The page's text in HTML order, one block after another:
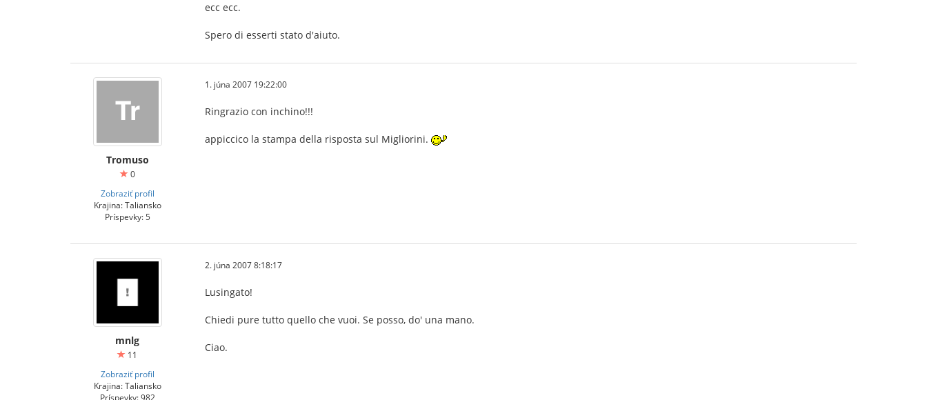
ecc ecc.
Spero di esserti stato d'aiuto.
Tromuso
0
Zobraziť profil
Krajina: Taliansko
Príspevky: 5
1. júna 2007 19:22:00
Ringrazio con inchino!!!
appiccico la stampa della risposta sul Migliorini.
mnlg
11
Zobraziť profil
Krajina: Taliansko
Príspevky: 982
2. júna 2007 8:18:17
Lusingato!
Chiedi pure tutto quello che vuoi. Se posso, do' una mano.
Ciao.